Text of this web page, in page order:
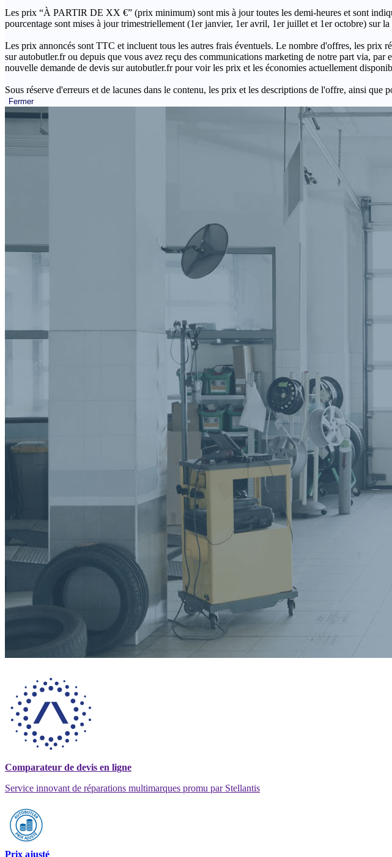
Les prix “À PARTIR DE XX €” (prix minimum) sont mis à jour toutes les demi-heures et sont
pourcentage sont mises à jour trimestriellement (1er janvier, 1er avril, 1er juillet et 1er octobre) sur
Les prix annoncés sont TTC et incluent tous les autres frais éventuels. Le nombre d'offres, les prix
sur autobutler.fr ou depuis que vous avez reçu des communications marketing de notre part via,
nouvelle demande de devis sur autobutler.fr pour voir les prix et les économies actuellement
Sous réserve d'erreurs et de lacunes dans le contenu, les prix et les descriptions de l'offre, ainsi que
Fermer
Comparateur de devis en ligne
Service innovant de réparations multimarques promu par Stellantis
Prix ajusté